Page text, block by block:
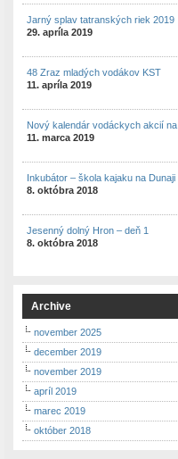
Jarný splav tatranských riek 2019
29. apríla 2019
48 Zraz mladých vodákov KST
11. apríla 2019
Nový kalendár vodáckych akcií
11. marca 2019
Inkubátor – škola kajaku na Dunaji
8. októbra 2018
Jesenný dolný Hron – deň 1
8. októbra 2018
Archive
november 2025
december 2019
november 2019
apríl 2019
marec 2019
október 2018